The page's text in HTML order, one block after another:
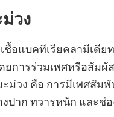
วง
ชื้อแบคทีเรียคลามีเดีย
ดยการร่วมเพศหรือสัม
ม่วง คือ การมีเพศสั
ปาก ทวารหนัก และช่